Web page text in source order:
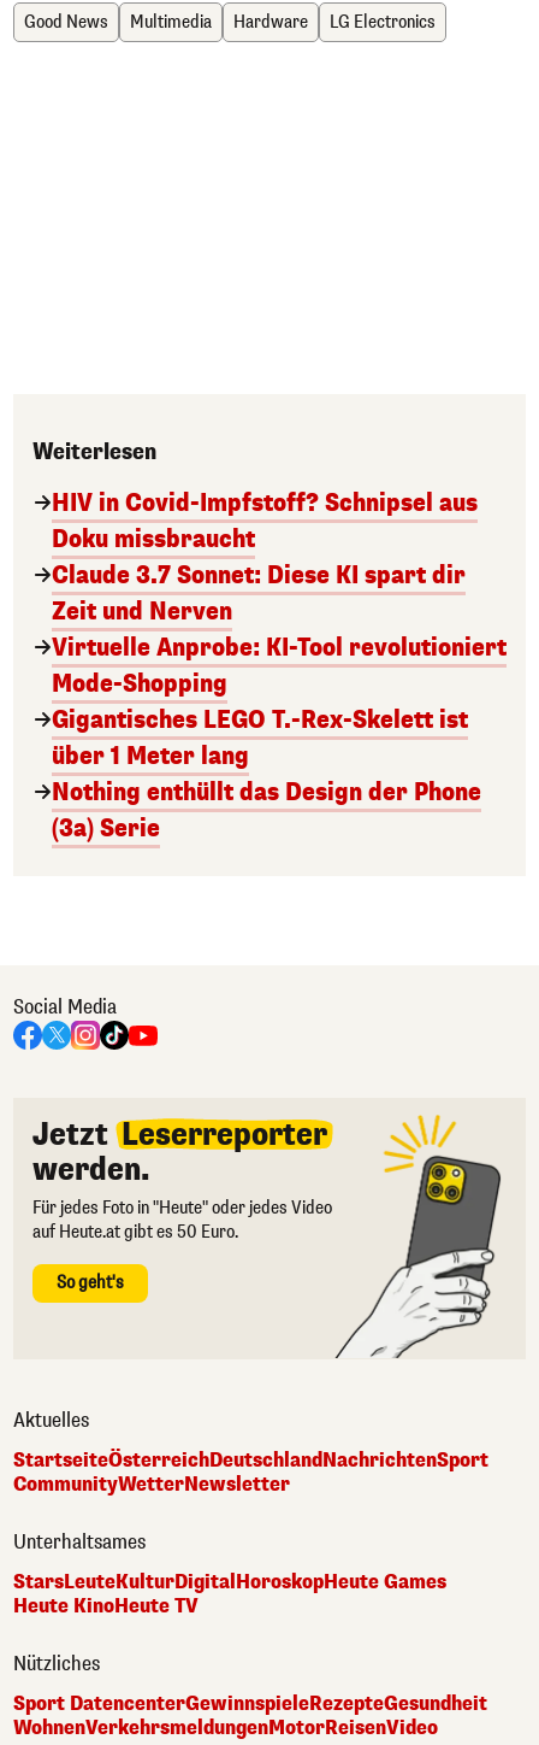
Good News Multimedia Hardware LG Electronics
Weiterlesen
HIV in Covid-Impfstoff? Schnipsel aus
Doku missbraucht
Claude 3.7 Sonnet: Diese KI spart dir
Zeit und Nerven
Virtuelle Anprobe: KI-Tool revolutioniert
Mode-Shopping
Gigantisches LEGO T.-Rex-Skelett ist
über 1 Meter lang
Nothing enthüllt das Design der Phone
(3a) Serie
Social Media
Jetzt Leserreporter
werden.
Für jedes Foto in "Heute" oder jedes Video
auf Heute.at gibt es 50 Euro.
So geht's
Aktuelles
StartseiteÖsterreichDeutschlandNachrichtenSport
CommunityWetterNewsletter
Unterhaltsames
StarsLeuteKulturDigitalHoroskopHeute Games
Heute KinoHeute TV
Nützliches
Sport DatencenterGewinnspieleRezepteGesundheit
WohnenVerkehrsmeldungenMotorReisenVideo